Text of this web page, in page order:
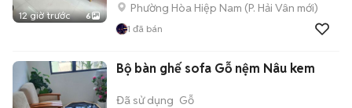
12 giờ trước 6
Phường Hòa Hiệp Nam (P. Hải Vân mới)
1 đã bán
Bộ bàn ghế sofa Gỗ nệm Nâu kem
Đã sử dụng Gỗ